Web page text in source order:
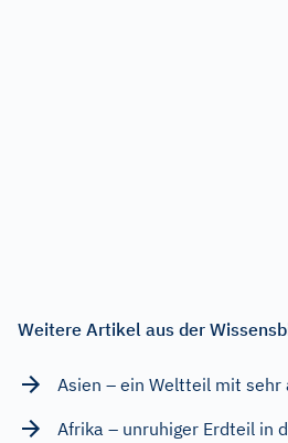
Weitere Artikel aus der
Asien – ein Weltteil mit sehr
Afrika – unruhiger Erdteil in